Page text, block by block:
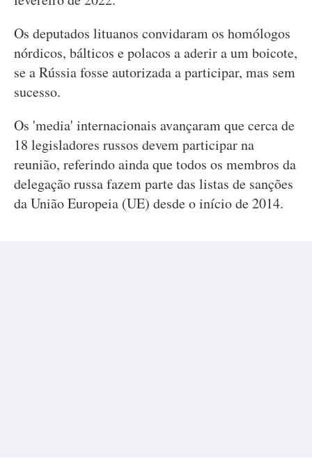
Os deputados lituanos convidaram os homólogos
nórdicos, bálticos e polacos a aderir a um boicote,
se a Rússia fosse autorizada a participar, mas sem
sucesso.
Os 'media' internacionais avançaram que cerca de
18 legisladores russos devem participar na
reunião, referindo ainda que todos os membros da
delegação russa fazem parte das listas de sanções
da União Europeia (UE) desde o início de 2014.